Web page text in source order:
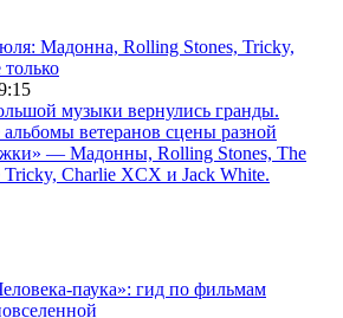
Мадонна, Rolling Stones, Tricky,
музыки вернулись гранды.
ветеранов сцены разной
— Мадонны, Rolling Stones, The
Tricky, Charlie XCX и Jack White.
паука»: гид по фильмам